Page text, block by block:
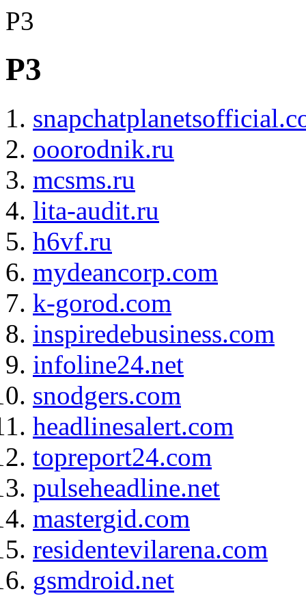
P3
P3
ooorodnik.ru
mcsms.ru
lita-audit.ru
h6vf.ru
mydeancorp.com
k-gorod.com
inspiredebusiness.com
infoline24.net
snodgers.com
headlinesalert.com
topreport24.com
pulseheadline.net
mastergid.com
residentevilarena.com
gsmdroid.net